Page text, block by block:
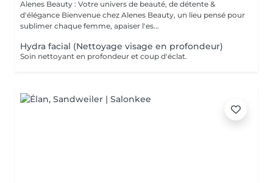
Alenes Beauty : Votre univers de beauté, de détente &
d'élégance Bienvenue chez Alenes Beauty, un lieu pensé pour
sublimer chaque femme, apaiser l'es...
Hydra facial (Nettoyage visage en profondeur)
Soin nettoyant en profondeur et coup d'éclat.